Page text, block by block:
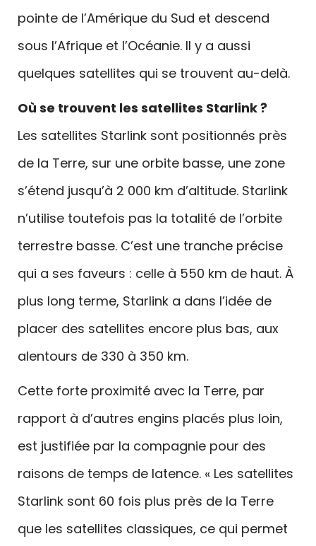
pointe de l’Amérique du Sud et descend
sous l’Afrique et l’Océanie. Il y a aussi
quelques satellites qui se trouvent au-delà.
Où se trouvent les satellites Starlink ?
Les satellites Starlink sont positionnés près
de la Terre, sur une orbite basse, une zone
s’étend jusqu’à 2 000 km d’altitude. Starlink
n’utilise toutefois pas la totalité de l’orbite
terrestre basse. C’est une tranche précise
qui a ses faveurs : celle à 550 km de haut. À
plus long terme, Starlink a dans l’idée de
placer des satellites encore plus bas, aux
alentours de 330 à 350 km.
Cette forte proximité avec la Terre, par
rapport à d’autres engins placés plus loin,
est justifiée par la compagnie pour des
raisons de temps de latence. « Les satellites
Starlink sont 60 fois plus près de la Terre
que les satellites classiques, ce qui permet